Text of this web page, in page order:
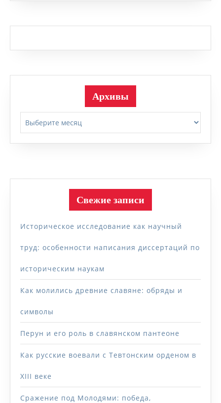
Архивы
Свежие записи
Историческое исследование как научный
труд: особенности написания диссертаций по
историческим наукам
Как молились древние славяне: обряды и
символы
Перун и его роль в славянском пантеоне
Как русские воевали с Тевтонским орденом в
XIII веке
Сражение под Молодями: победа,